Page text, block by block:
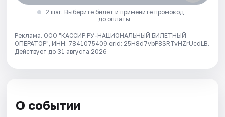
2 шаг. Выберите билет и примените промокод
до оплаты
Реклама. ООО "КАССИР.РУ-НАЦИОНАЛЬНЫЙ БИЛЕТНЫЙ
ОПЕРАТОР", ИНН: 7841075409 erid: 25H8d7vbP8SRTvHZrUcdLB.
Действует до 31 августа 2026
О событии